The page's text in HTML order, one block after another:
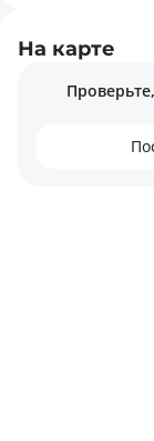
На карте